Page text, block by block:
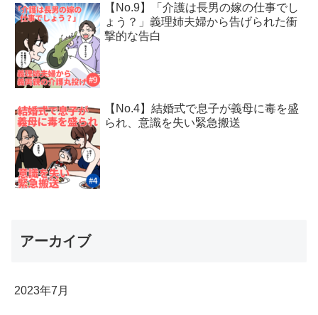
【No.9】「介護は長男の嫁の仕事でし
ょう？」義理姉夫婦から告げられた衝
撃的な告白
【No.4】結婚式で息子が義母に毒を盛
られ、意識を失い緊急搬送
アーカイブ
2023年7月